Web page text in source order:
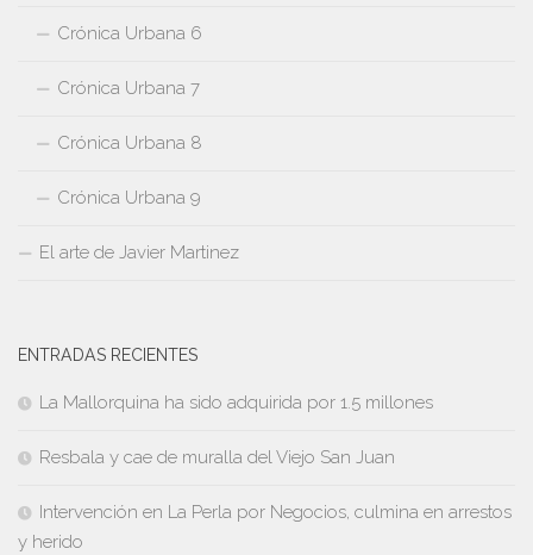
Crónica Urbana 6
Crónica Urbana 7
Crónica Urbana 8
Crónica Urbana 9
El arte de Javier Martinez
ENTRADAS RECIENTES
La Mallorquina ha sido adquirida por 1.5 millones
Resbala y cae de muralla del Viejo San Juan
Intervención en La Perla por Negocios, culmina en arrestos
y herido